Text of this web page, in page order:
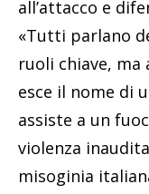
all’attacco e
«Tutti parlano
ruoli chiave,
esce il nome di
assiste a un
violenza
misoginia